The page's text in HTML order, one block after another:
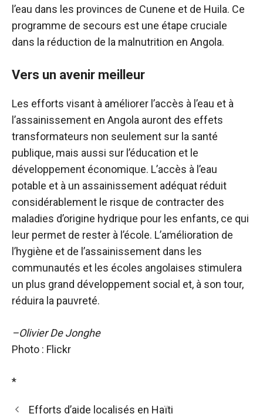
l’eau dans les provinces de Cunene et de Huila. Ce
programme de secours est une étape cruciale
dans la réduction de la malnutrition en Angola.
Vers un avenir meilleur
Les efforts visant à améliorer l’accès à l’eau et à
l’assainissement en Angola auront des effets
transformateurs non seulement sur la santé
publique, mais aussi sur l’éducation et le
développement économique. L’accès à l’eau
potable et à un assainissement adéquat réduit
considérablement le risque de contracter des
maladies d’origine hydrique pour les enfants, ce qui
leur permet de rester à l’école. L’amélioration de
l’hygiène et de l’assainissement dans les
communautés et les écoles angolaises stimulera
un plus grand développement social et, à son tour,
réduira la pauvreté.
–Olivier De Jonghe
Photo : Flickr
*
Efforts d’aide localisés en Haïti